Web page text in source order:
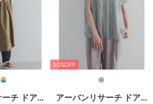
チ ドアー
30%OFF
アーバンリサーチ ドアー